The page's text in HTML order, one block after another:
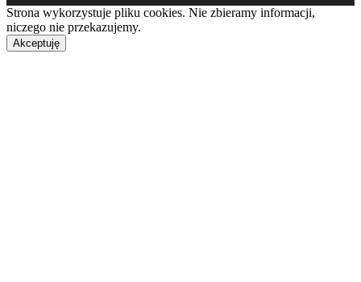
Strona wykorzystuje pliku cookies. Nie zbieramy informacji,
niczego nie przekazujemy.
Akceptuję